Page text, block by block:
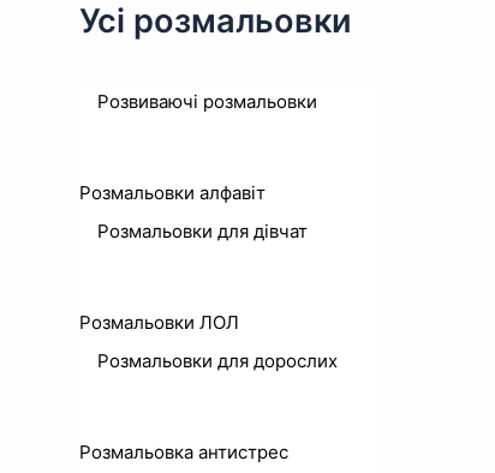
Усі розмальовки
Розвиваючі розмальовки
Розмальовки алфавіт
Розмальовки для дівчат
Розмальовки ЛОЛ
Розмальовки для дорослих
Розмальовка антистрес